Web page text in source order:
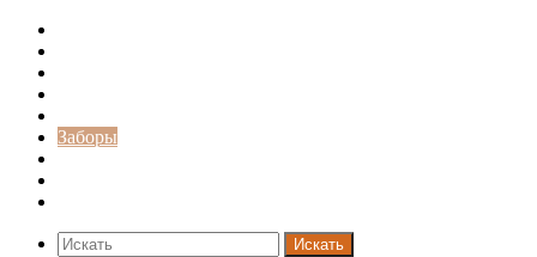
Заборы
Искать